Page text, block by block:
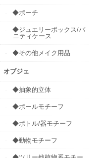
◆ポーチ
◆ジュエリーボックス/バ
ニティケース
◆その他メイク用品
オブジェ
◆抽象的立体
◆ボールモチーフ
◆ボトル/器モチーフ
◆動物モチーフ